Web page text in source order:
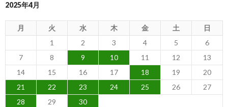
2025年4月
月 火 水 木 金 土
日
1
2 3 4 5
6
7
8 9 10 11 12
13
14
15 16 17 18 19
20
21
22 23 24 25 26
27
28
29
30